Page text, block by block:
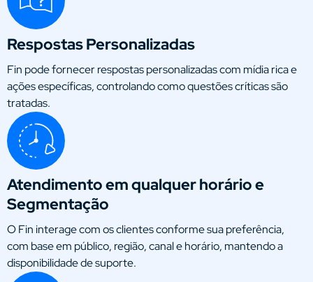
Respostas Personalizadas
Fin pode fornecer respostas personalizadas com mídia rica e
ações específicas, controlando como questões críticas são
tratadas.
Atendimento em qualquer horário e
Segmentação
O Fin interage com os clientes conforme sua preferência,
com base em público, região, canal e horário, mantendo a
disponibilidade de suporte.